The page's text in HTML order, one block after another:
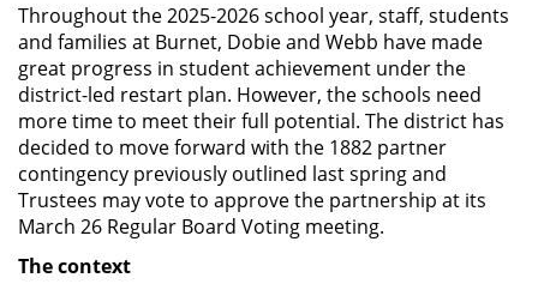
Throughout the 2025-2026 school year, staff, students
and families at Burnet, Dobie and Webb have made
great progress in student achievement under the
district-led restart plan. However, the schools need
more time to meet their full potential. The district has
decided to move forward with the 1882 partner
contingency previously outlined last spring and
Trustees may vote to approve the partnership at its
March 26 Regular Board Voting meeting.
The context